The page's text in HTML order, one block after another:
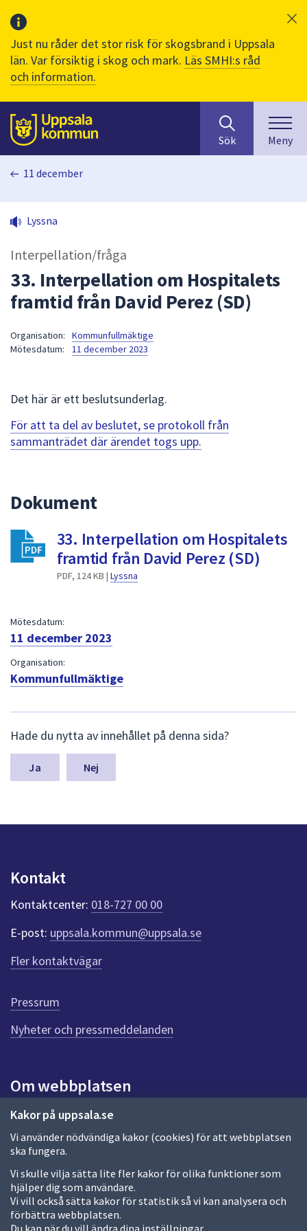
Just nu råder det stor risk för skogsbrand i Uppsala
län. Var försiktig i skog och mark. Läs SMHI:s råd
och information.
Till sidans
huvudinnehåll
efter
innehåll
på
sökfältet
kommer
sökförslag
för
att
navigera
för
att
Sök Meny
Kakor på uppsala.se
Vi använder nödvändiga kakor (cookies) för att webbplatsen
ska fungera.
Vi skulle vilja sätta lite fler kakor för olika funktioner som
hjälper dig som användare.
Vi vill också sätta kakor för statistik så vi kan analysera och
förbättra webbplatsen.
Du kan när du vill ändra dina inställningar.
11 december
Lyssna
Interpellation/fråga
33. Interpellation om Hospitalets
framtid från David Perez (SD)
Organisation:
Kommunfullmäktige
Mötesdatum:
11 december 2023
Det här är ett beslutsunderlag.
För att ta del av beslutet, se protokoll från
sammanträdet där ärendet togs upp.
Dokument
33. Interpellation om Hospitalets
framtid från David Perez (SD)
PDF, 124 KB | Lyssna
Mötesdatum:
11 december 2023
Organisation:
Kommunfullmäktige
ä
m
a
n
k
t
e
r
f
ö
r
e
n
n
a
d
a
Hade du nytta av innehållet på denna sida?
Nej
Kontakt
Kontaktcenter: 018-727 00 00
E-post: uppsala.kommun@uppsala.se
Fler kontaktvägar
Pressrum
Nyheter och pressmeddelanden
Om webbplatsen
Om webbplatsen
Allmänna handlingar och diarium
Behandling av personuppgifter
Kakor
Språk (other languages)